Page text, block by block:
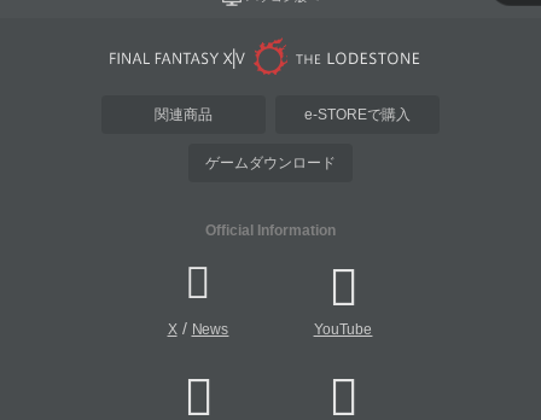
関連商品 e-STOREで購入
ゲームダウンロード
Official Information
X/ News YouTube